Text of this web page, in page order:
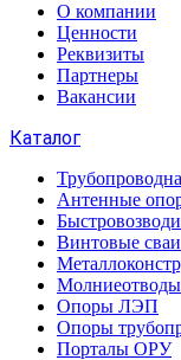
О компании
Ценности
Реквизиты
Партнеры
Вакансии
Каталог
Антенные
Винтовые сваи
Молниеотводы
Опоры ЛЭП
Опоры
Порталы ОРУ